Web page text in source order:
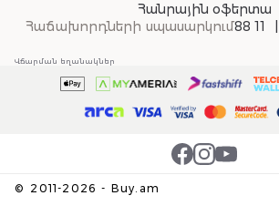
Հանրային օֆերտա
Հաճախորդների սպասարկում88 11
© 2011-2026 - Buy.am
Վճարման եղանակներ